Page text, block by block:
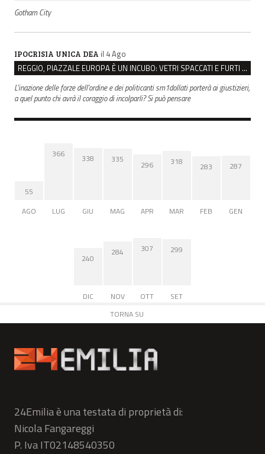
Gotham City
IPOCRISIA UNICA DEA il 4 Ago
REGGIO, PIAZZALE EUROPA È UN INCUBO: VETRI SPACCATI E FURTI SULLE AUTO IN SOSTA
L'inazione delle forze dell'ordine e dei politicanti sm1dollati porterà ai giustizieri,
a quel punto chi avrà il coraggio di incolparli? Si può pensare
55
AGO
366
LUG
338
GIU
335
MAG
296
APR
318
MAR
283
FEB
287
GEN
240
DIC
284
NOV
307
OTT
299
SET
TORNA SU
24Emilia è una testata di proprietà di:
Nicola Fangareggi
P. Iva IT02148540350